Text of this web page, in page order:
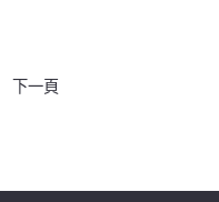
下一頁